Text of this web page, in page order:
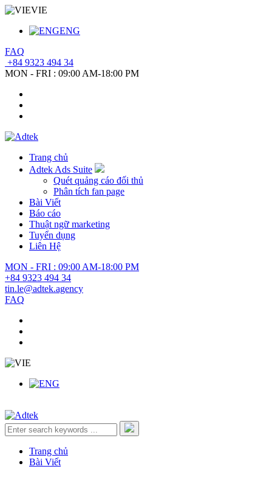
VIE
ENG
FAQ
+84 9323 494 34
MON - FRI : 09:00 AM-18:00 PM
Trang chủ
Adtek Ads Suite
Quét quảng cáo đối thủ
Phân tích fan page
Bài Viết
Báo cáo
Thuật ngữ marketing
Tuyển dụng
Liên Hệ
MON - FRI : 09:00 AM-18:00 PM
+84 9323 494 34
tin.le@adtek.agency
FAQ
Trang chủ
Bài Viết